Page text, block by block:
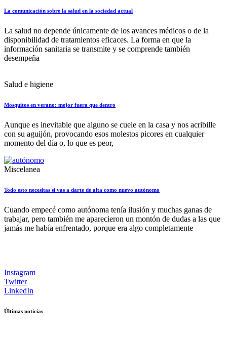
La comunicación sobre la salud en la sociedad actual
La salud no depende únicamente de los avances médicos o de la
disponibilidad de tratamientos eficaces. La forma en que la
información sanitaria se transmite y se comprende también
desempeña
Salud e higiene
Mosquitos en verano: mejor fuera que dentro
Aunque es inevitable que alguno se cuele en la casa y nos acribille
con su aguijón, provocando esos molestos picores en cualquier
momento del día o, lo que es peor,
Miscelanea
Todo esto necesitas si vas a darte de alta como nuevo autónomo
Cuando empecé como autónoma tenía ilusión y muchas ganas de
trabajar, pero también me aparecieron un montón de dudas a las que
jamás me había enfrentado, porque era algo completamente
Instagram
Twitter
LinkedIn
Últimas noticias